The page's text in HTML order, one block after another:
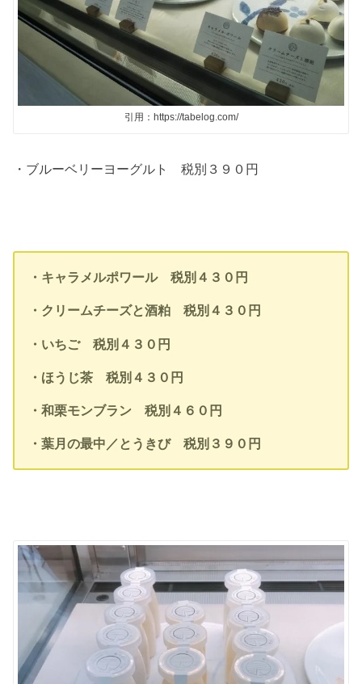
引用：https://tabelog.com/
・ブルーベリーヨーグルト 税別３９０円
・キャラメルポワール 税別４３０円
・クリームチーズと酒粕 税別４３０円
・いちご 税別４３０円
・ほうじ茶 税別４３０円
・和栗モンブラン 税別４６０円
・葉月の最中／とうきび 税別３９０円